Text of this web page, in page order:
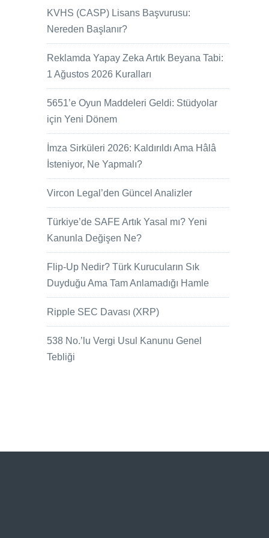
KVHS (CASP) Lisans Başvurusu:
Nereden Başlanır?
Reklamda Yapay Zeka Artık Beyana Tabi:
1 Ağustos 2026 Kuralları
5651’e Oyun Maddeleri Geldi: Stüdyolar
için Yeni Dönem
İmza Sirküleri 2026: Kaldırıldı Ama Hâlâ
İsteniyor, Ne Yapmalı?
Vircon Legal’den Güncel Analizler
Türkiye’de SAFE Artık Yasal mı? Yeni
Kanunla Değişen Ne?
Flip-Up Nedir? Türk Kurucuların Sık
Duyduğu Ama Tam Anlamadığı Hamle
Ripple SEC Davası (XRP)
538 No.’lu Vergi Usul Kanunu Genel
Tebliği